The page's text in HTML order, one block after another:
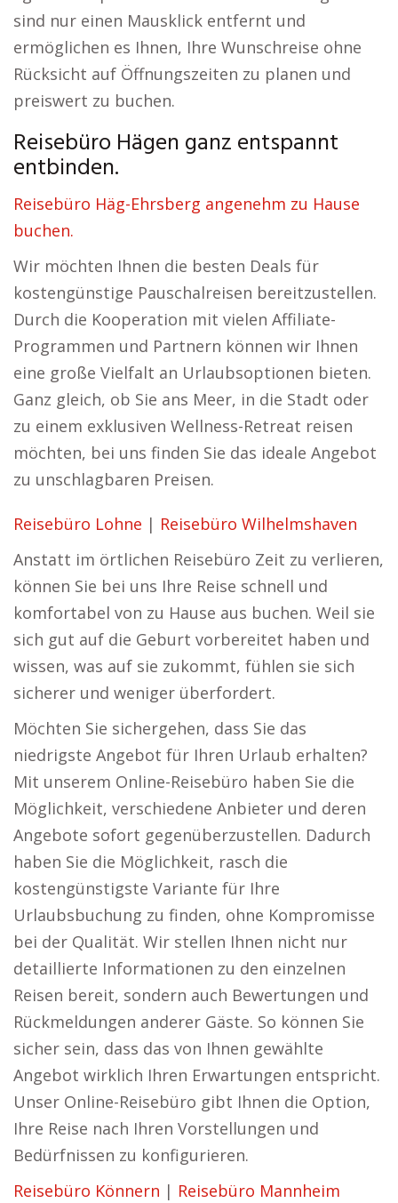
sind nur einen Mausklick entfernt und
ermöglichen es Ihnen, Ihre Wunschreise ohne
Rücksicht auf Öffnungszeiten zu planen und
preiswert zu buchen.
Reisebüro Hägen ganz entspannt
entbinden.
Reisebüro Häg-Ehrsberg angenehm zu Hause
buchen.
Wir möchten Ihnen die besten Deals für
kostengünstige Pauschalreisen bereitzustellen.
Durch die Kooperation mit vielen Affiliate-
Programmen und Partnern können wir Ihnen
eine große Vielfalt an Urlaubsoptionen bieten.
Ganz gleich, ob Sie ans Meer, in die Stadt oder
zu einem exklusiven Wellness-Retreat reisen
möchten, bei uns finden Sie das ideale Angebot
zu unschlagbaren Preisen.
Reisebüro Lohne | Reisebüro Wilhelmshaven
Anstatt im örtlichen Reisebüro Zeit zu verlieren,
können Sie bei uns Ihre Reise schnell und
komfortabel von zu Hause aus buchen. Weil sie
sich gut auf die Geburt vorbereitet haben und
wissen, was auf sie zukommt, fühlen sie sich
sicherer und weniger überfordert.
Möchten Sie sichergehen, dass Sie das
niedrigste Angebot für Ihren Urlaub erhalten?
Mit unserem Online-Reisebüro haben Sie die
Möglichkeit, verschiedene Anbieter und deren
Angebote sofort gegenüberzustellen. Dadurch
haben Sie die Möglichkeit, rasch die
kostengünstigste Variante für Ihre
Urlaubsbuchung zu finden, ohne Kompromisse
bei der Qualität. Wir stellen Ihnen nicht nur
detaillierte Informationen zu den einzelnen
Reisen bereit, sondern auch Bewertungen und
Rückmeldungen anderer Gäste. So können Sie
sicher sein, dass das von Ihnen gewählte
Angebot wirklich Ihren Erwartungen entspricht.
Unser Online-Reisebüro gibt Ihnen die Option,
Ihre Reise nach Ihren Vorstellungen und
Bedürfnissen zu konfigurieren.
Reisebüro Könnern | Reisebüro Mannheim